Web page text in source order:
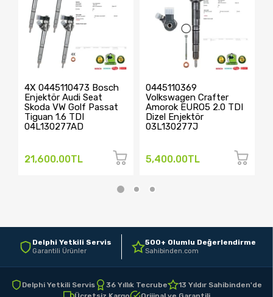
4X 0445110473 Bosch
Enjektör Audi Seat
Skoda VW Golf Passat
Tiguan 1.6 TDI
04L130277AD
21,600.00TL
0445110369
Volkswagen Crafter
Amorok EURO5 2.0 TDI
Dizel Enjektör
03L130277J
5,400.00TL
Delphi Yetkili Servis
Garantili Ürünler
500+ Olumlu Değerlendirme
Sahibinden.com
Delphi Yetkili Servis 36 Yıllık Tecrube
13 Yıldır Sahibinden'de